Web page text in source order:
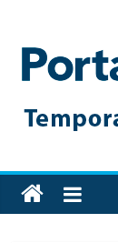
content
Toda
la